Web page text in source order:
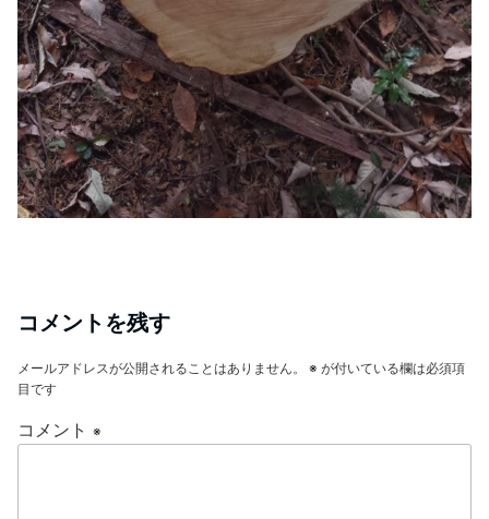
コメントを残す
メールアドレスが公開されることはありません。 ※ が付いている欄は必須項
目です
コメント ※